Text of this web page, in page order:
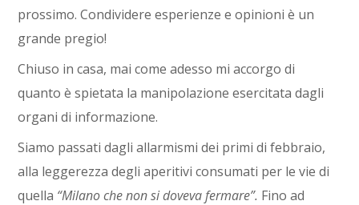
prossimo. Condividere esperienze e opinioni è un
grande pregio!
Chiuso in casa, mai come adesso mi accorgo di
quanto è spietata la manipolazione esercitata dagli
organi di informazione.
Siamo passati dagli allarmismi dei primi di febbraio,
alla leggerezza degli aperitivi consumati per le vie di
quella “Milano che non si doveva fermare”. Fino ad